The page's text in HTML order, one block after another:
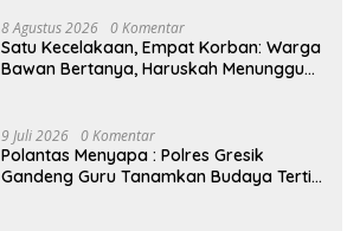
8 Agustus 2026 0 Komentar
Satu Kecelakaan, Empat Korban: Warga
Bawan Bertanya, Haruskah Menunggu
9 Juli 2026 0 Komentar
Polantas Menyapa : Polres Gresik
Gandeng Guru Tanamkan Budaya Tertib